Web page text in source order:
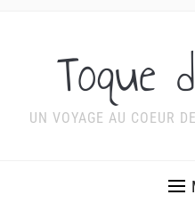
Toque
UN VOYAGE AU COEUR